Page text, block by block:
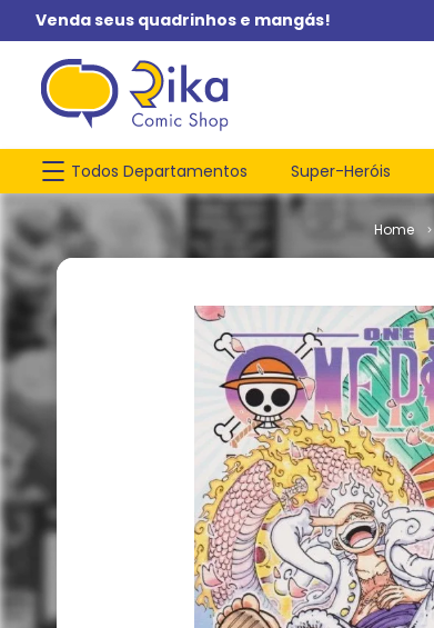
Venda seus quadrinhos e mangás!
Todos Departamentos Super-Heróis